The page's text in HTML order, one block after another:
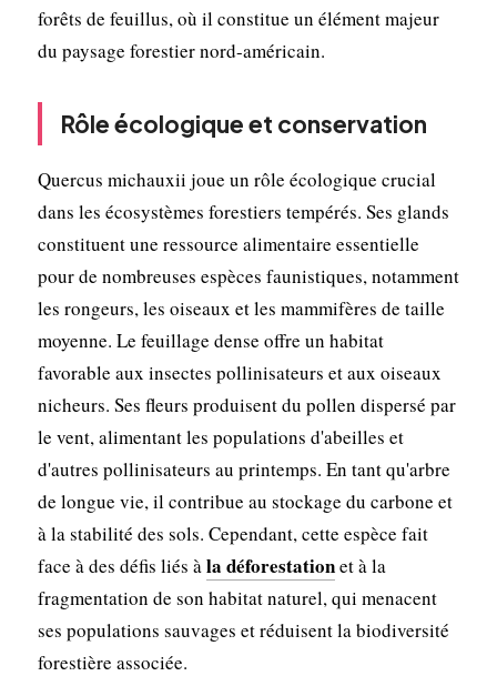
forêts de feuillus, où il constitue un élément majeur
du paysage forestier nord-américain.
Rôle écologique et conservation
Quercus michauxii joue un rôle écologique crucial
dans les écosystèmes forestiers tempérés. Ses glands
constituent une ressource alimentaire essentielle
pour de nombreuses espèces faunistiques, notamment
les rongeurs, les oiseaux et les mammifères de taille
moyenne. Le feuillage dense offre un habitat
favorable aux insectes pollinisateurs et aux oiseaux
nicheurs. Ses fleurs produisent du pollen dispersé par
le vent, alimentant les populations d'abeilles et
d'autres pollinisateurs au printemps. En tant qu'arbre
de longue vie, il contribue au stockage du carbone et
à la stabilité des sols. Cependant, cette espèce fait
face à des défis liés àla déforestationet à la
fragmentation de son habitat naturel, qui menacent
ses populations sauvages et réduisent la biodiversité
forestière associée.